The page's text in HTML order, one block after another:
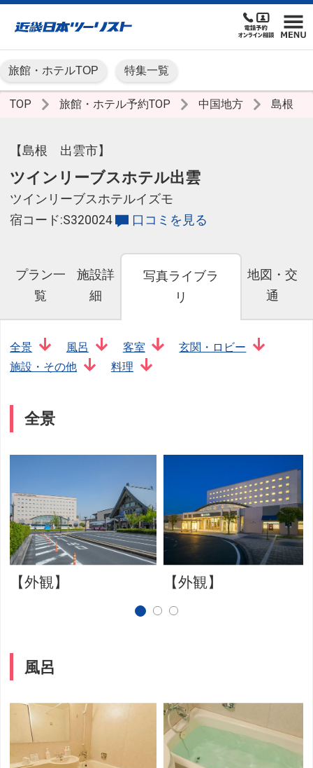
旅館・ホテルTOP 特集一覧
TOP 旅館・ホテル予約TOP 中国地方 島根
【島根 出雲市】
ツインリーブスホテル出雲
ツインリーブスホテルイズモ
宿コード:S320024
口コミを見る
プラン一
覧
施設詳
細
写真ライブラ
リ
地図・交
通
全景 風呂 客室
玄関・ロビー
施設・その他
料理
全景
【外観】 【外観】
風呂